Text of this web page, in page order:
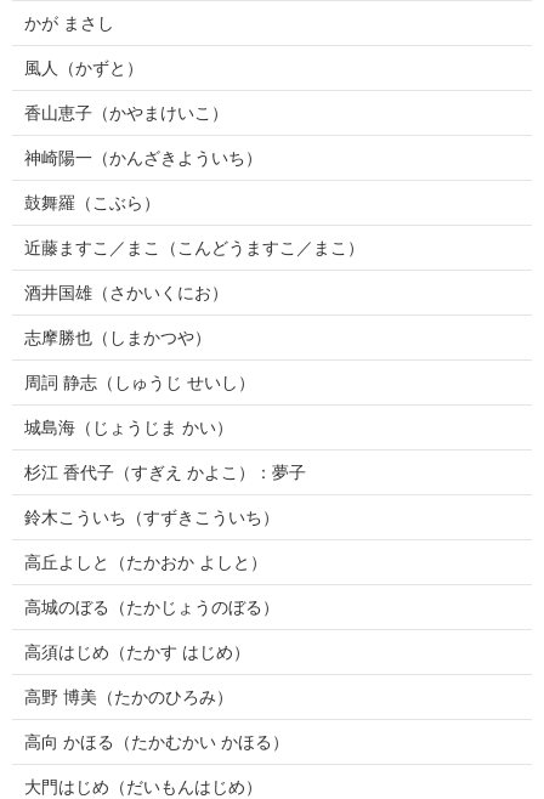
かが まさし
風人（かずと）
香山恵子（かやまけいこ）
神崎陽一（かんざきよういち）
鼓舞羅（こぶら）
近藤ますこ／まこ（こんどうますこ／まこ）
酒井国雄（さかいくにお）
志摩勝也（しまかつや）
周詞 静志（しゅうじ せいし）
城島海（じょうじま かい）
杉江 香代子（すぎえ かよこ）：夢子
鈴木こういち（すずきこういち）
高丘よしと（たかおか よしと）
高城のぼる（たかじょうのぼる）
高須はじめ（たかす はじめ）
高野 博美（たかのひろみ）
高向 かほる（たかむかい かほる）
大門はじめ（だいもんはじめ）